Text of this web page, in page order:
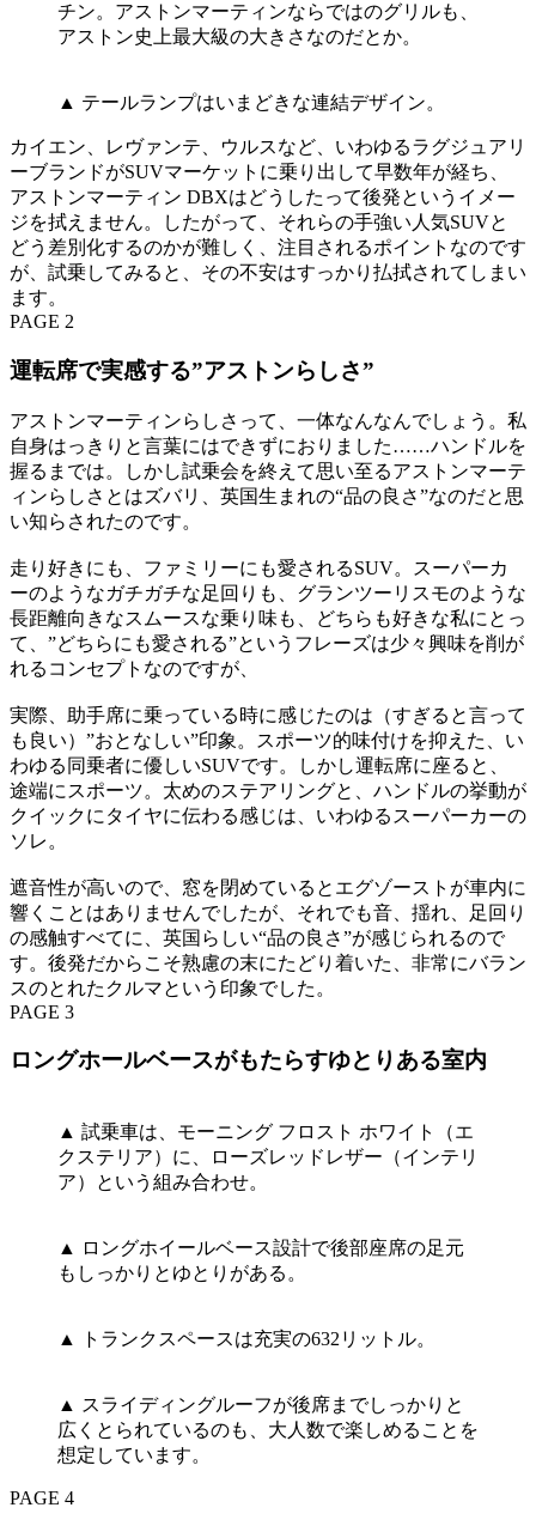
チン。アストンマーティンならではのグリルも、
アストン史上最大級の大きさなのだとか。
▲ テールランプはいまどきな連結デザイン。
カイエン、レヴァンテ、ウルスなど、いわゆるラグジュアリ
ーブランドがSUVマーケットに乗り出して早数年が経ち、
アストンマーティン DBXはどうしたって後発というイメー
ジを拭えません。したがって、それらの手強い人気SUVと
どう差別化するのかが難しく、注目されるポイントなのです
が、試乗してみると、その不安はすっかり払拭されてしまい
ます。
PAGE 2
運転席で実感する”アストンらしさ”
アストンマーティンらしさって、一体なんなんでしょう。私
自身はっきりと言葉にはできずにおりました……ハンドルを
握るまでは。しかし試乗会を終えて思い至るアストンマーテ
ィンらしさとはズバリ、英国生まれの“品の良さ”なのだと思
い知らされたのです。
走り好きにも、ファミリーにも愛されるSUV。スーパーカ
ーのようなガチガチな足回りも、グランツーリスモのような
長距離向きなスムースな乗り味も、どちらも好きな私にとっ
て、”どちらにも愛される”というフレーズは少々興味を削が
れるコンセプトなのですが、
実際、助手席に乗っている時に感じたのは（すぎると言って
も良い）”おとなしい”印象。スポーツ的味付けを抑えた、い
わゆる同乗者に優しいSUVです。しかし運転席に座ると、
途端にスポーツ。太めのステアリングと、ハンドルの挙動が
クイックにタイヤに伝わる感じは、いわゆるスーパーカーの
ソレ。
遮音性が高いので、窓を閉めているとエグゾーストが車内に
響くことはありませんでしたが、それでも音、揺れ、足回り
の感触すべてに、英国らしい“品の良さ”が感じられるので
す。後発だからこそ熟慮の末にたどり着いた、非常にバラン
スのとれたクルマという印象でした。
PAGE 3
ロングホールベースがもたらすゆとりある室内
▲ 試乗車は、モーニング フロスト ホワイト（エ
クステリア）に、ローズレッドレザー（インテリ
ア）という組み合わせ。
▲ ロングホイールベース設計で後部座席の足元
もしっかりとゆとりがある。
▲ トランクスペースは充実の632リットル。
▲ スライディングルーフが後席までしっかりと
広くとられているのも、大人数で楽しめることを
想定しています。
PAGE 4